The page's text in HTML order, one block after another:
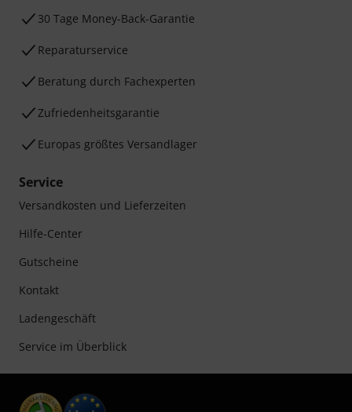
30 Tage Money-Back-Garantie
Reparaturservice
Beratung durch Fachexperten
Zufriedenheitsgarantie
Europas größtes Versandlager
Service
Versandkosten und Lieferzeiten
Hilfe-Center
Gutscheine
Kontakt
Ladengeschäft
Service im Überblick